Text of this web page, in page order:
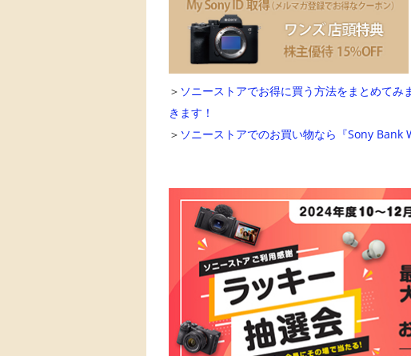
＞ ソニーストアでお得に買う方法をまとめて
きます！
＞ ソニーストアでのお買い物なら『Sony Bank